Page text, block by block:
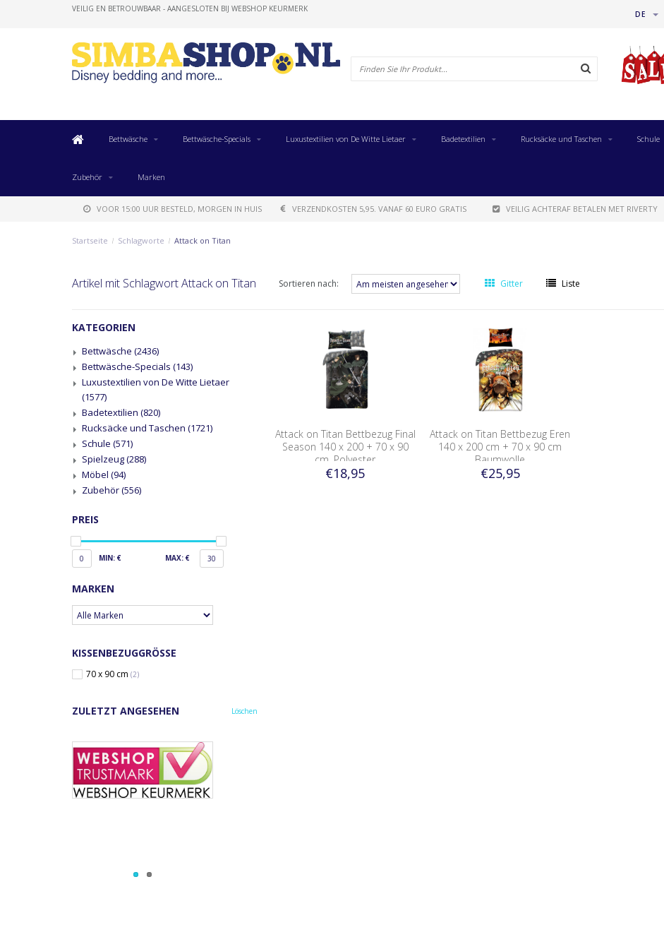
DE
VEILIG EN BETROUWBAAR - AANGESLOTEN BIJ WEBSHOP KEURMERK
Bettwäsche Bettwäsche-Specials Luxustextilien von De Witte Lietaer Badetextilien Rucksäcke und Taschen Schule
Zubehör Marken
VOOR 15:00 UUR BESTELD, MORGEN IN HUIS VERZENDKOSTEN 5,95. VANAF 60 EURO GRATIS VEILIG ACHTERAF BETALEN MET RIVERTY
Startseite / Schlagworte / Attack on Titan
Artikel mit Schlagwort Attack on Titan Sortieren nach: Gitter Liste
KATEGORIEN
Bettwäsche (2436)
Bettwäsche-Specials (143)
Luxustextilien von De Witte Lietaer
(1577)
Badetextilien (820)
Rucksäcke und Taschen (1721)
Schule (571)
Spielzeug(288)
Möbel (94)
Zubehör(556)
PREIS
0 MIN: € MAX: € 30
MARKEN
KISSENBEZUGGRÖSSE
70 x 90 cm (2)
ZULETZT ANGESEHEN Löschen
Attack on Titan Bettbezug Final
Season 140 x 200 + 70 x 90
cm, Polyester
€18,95
Attack on Titan Bettbezug Eren
140 x 200 cm + 70 x 90 cm
Baumwolle
€25,95